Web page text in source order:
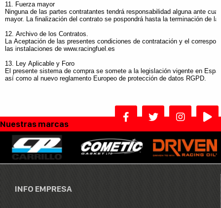
11. Fuerza mayor
Ninguna de las partes contratantes tendrá responsabilidad alguna ante
mayor. La finalización del contrato se pospondrá hasta la terminación de
12. Archivo de los Contratos.
La Aceptación de las presentes condiciones de contratación y el
las instalaciones de www.racingfuel.es
13. Ley Aplicable y Foro
El presente sistema de compra se somete a la legislación vigente en
así como al nuevo reglamento Europeo de protección de datos RGPD.
Nuestras marcas
INFO EMPRESA